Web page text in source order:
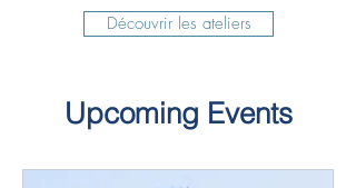
Découvrir les ateliers
Upcoming Events